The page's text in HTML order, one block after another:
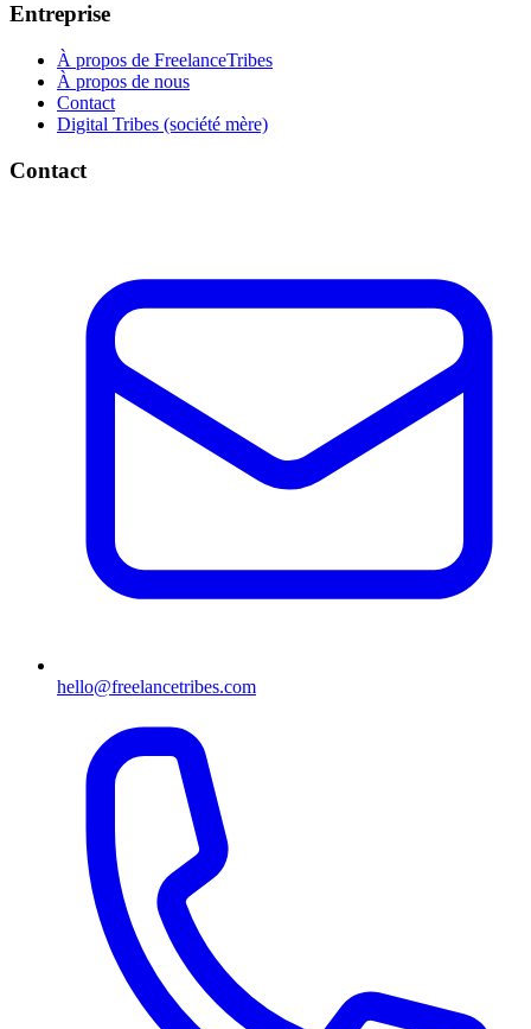
Entreprise
À propos de FreelanceTribes
À propos de nous
Contact
Digital Tribes (société mère)
Contact
hello@freelancetribes.com